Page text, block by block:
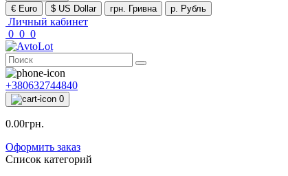
€ Euro
$ US Dollar грн. Гривна р. Рубль
Личный кабинет
0 0 0
+380632744840
0
0.00грн.
Оформить заказ
Список категорий